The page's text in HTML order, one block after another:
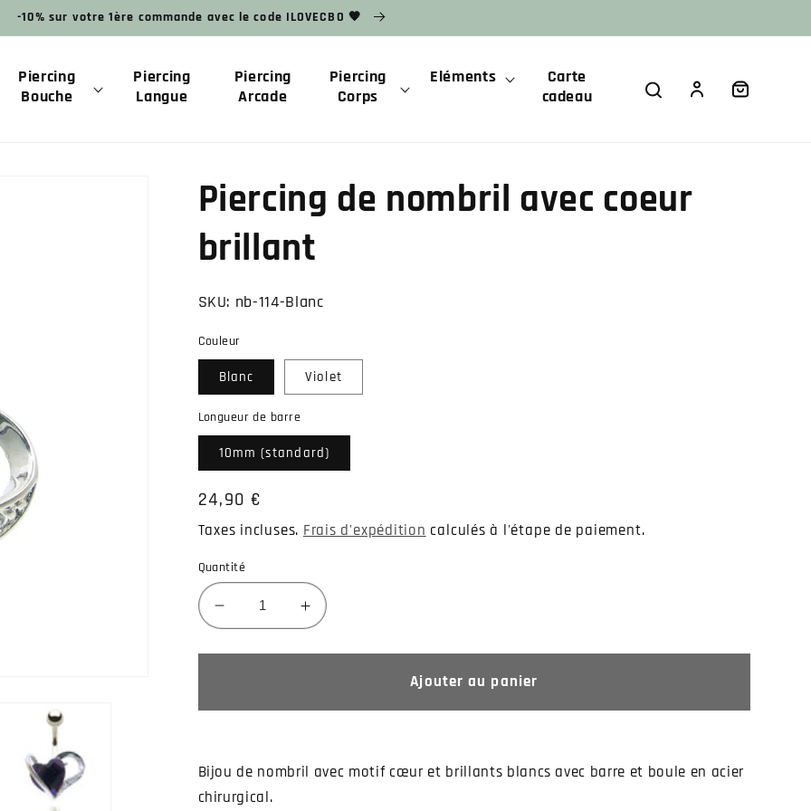
-10% sur votre 1ère commande avec le code ILOVECBO 🧡
Piercing
Bouche
Piercing
Langue
Piercing
Arcade
Piercing
Corps
Eléments
Carte
cadeau
ConnexionPanier
Piercing de nombril avec coeur
brillant
SKU: nb-114-Blanc
Couleur
Blanc Violet
Longueur de barre
10mm (standard)
Prix
habituel
24,90 €
Taxes incluses.Frais d'expéditioncalculés à l'étape de paiement.
Quantité
Réduire
la
quantité
coeur
brillant
Augmenter
la
quantité
coeur
Ajouter au panier
Bijou de nombril avec motif cœur et brillants blancs avec barre et boule en acier
chirurgical.